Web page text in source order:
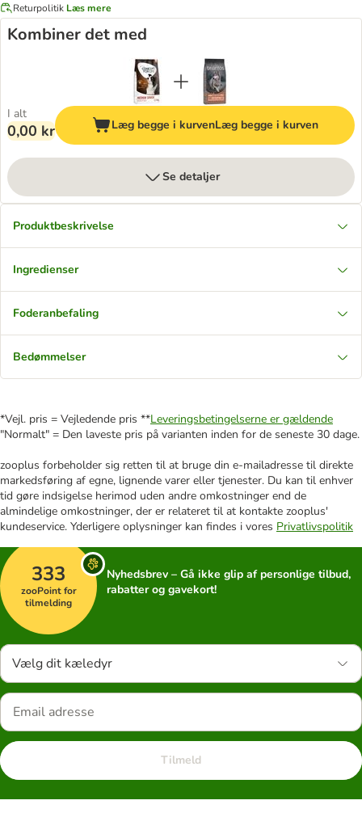
Returpolitik Læs mere
Kombiner det med
I alt
0,00 kr Læg begge i kurvenLæg begge i kurven
Se detaljer
Produktbeskrivelse
Ingredienser
Foderanbefaling
Bedømmelser
*Vejl. pris = Vejledende pris **Leveringsbetingelserne er gældende
"Normalt" = Den laveste pris på varianten inden for de seneste 30 dage.
zooplus forbeholder sig retten til at bruge din e-mailadresse til direkte
markedsføring af egne, lignende varer eller tjenester. Du kan til enhver
tid gøre indsigelse herimod uden andre omkostninger end de
almindelige omkostninger, der er relateret til at kontakte zooplus'
kundeservice. Yderligere oplysninger kan findes i vores Privatlivspolitik
333
zooPoint for
tilmelding
Nyhedsbrev – Gå ikke glip af personlige tilbud,
rabatter og gavekort!
Vælg dit kæledyr
Tilmeld